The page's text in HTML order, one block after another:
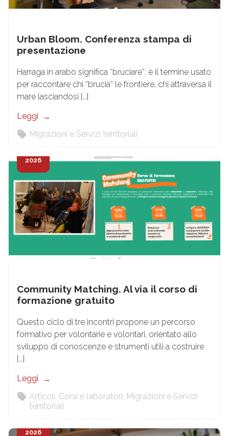
Urban Bloom. Conferenza stampa di
presentazione
Harraga in arabo significa “bruciare”: è il termine usato
per raccontare chi “brucia” le frontiere, chi attraversa il
mare lasciandosi […]
Leggi
Migrazioni e Servizi territoriali
2026
Community Matching. Al via il corso di
formazione gratuito
Questo ciclo di tre incontri propone un percorso
formativo per volontarie e volontari, orientato allo
sviluppo di conoscenze e strumenti utili a costruire
[…]
Leggi
Articoli Corsi e laboratori Migrazioni e Servizi
territoriali
2026